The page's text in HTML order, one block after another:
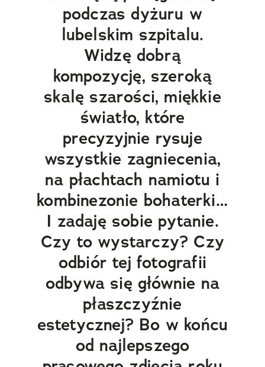
podczas dyżuru w
lubelskim szpitalu.
Widzę dobrą
kompozycję, szeroką
skalę szarości, miękkie
światło, które
precyzyjnie rysuje
wszystkie zagniecenia,
na płachtach namiotu i
kombinezonie bohaterki…
I zadaję sobie pytanie.
Czy to wystarczy? Czy
odbiór tej fotografii
odbywa się głównie na
płaszczyźnie
estetycznej? Bo w końcu
od najlepszego